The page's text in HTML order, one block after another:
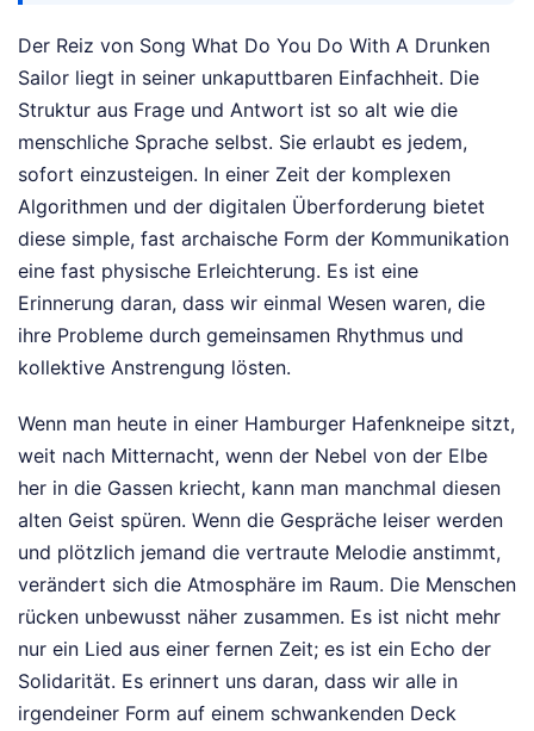
Der Reiz von Song What Do You Do With A Drunken
Sailor liegt in seiner unkaputtbaren Einfachheit. Die
Struktur aus Frage und Antwort ist so alt wie die
menschliche Sprache selbst. Sie erlaubt es jedem,
sofort einzusteigen. In einer Zeit der komplexen
Algorithmen und der digitalen Überforderung bietet
diese simple, fast archaische Form der Kommunikation
eine fast physische Erleichterung. Es ist eine
Erinnerung daran, dass wir einmal Wesen waren, die
ihre Probleme durch gemeinsamen Rhythmus und
kollektive Anstrengung lösten.
Wenn man heute in einer Hamburger Hafenkneipe sitzt,
weit nach Mitternacht, wenn der Nebel von der Elbe
her in die Gassen kriecht, kann man manchmal diesen
alten Geist spüren. Wenn die Gespräche leiser werden
und plötzlich jemand die vertraute Melodie anstimmt,
verändert sich die Atmosphäre im Raum. Die Menschen
rücken unbewusst näher zusammen. Es ist nicht mehr
nur ein Lied aus einer fernen Zeit; es ist ein Echo der
Solidarität. Es erinnert uns daran, dass wir alle in
irgendeiner Form auf einem schwankenden Deck